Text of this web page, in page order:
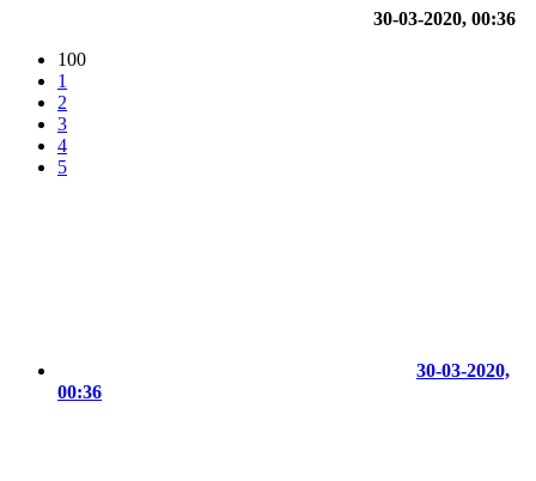
30-03-2020, 00:36
100
1
2
3
4
5
30-03-2020,
00:36